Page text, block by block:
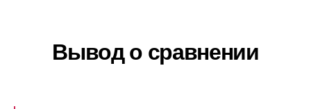
Вывод о сравнении